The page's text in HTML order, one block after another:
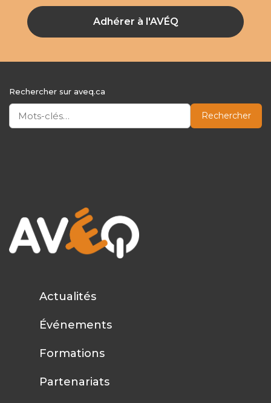
Adhérer à l'AVÉQ
Rechercher sur aveq.ca
Rechercher
Actualités
Événements
Formations
Partenariats